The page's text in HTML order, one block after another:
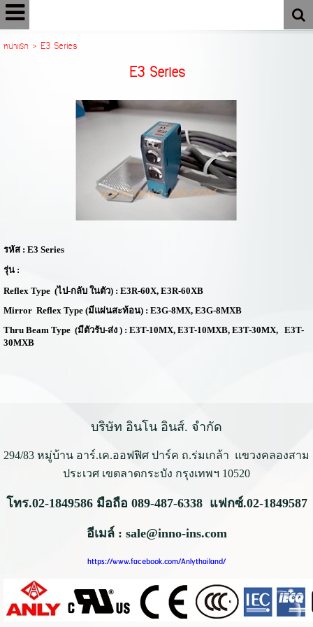
หน้าแรก> E3 Series
E3 Series
รหัส : E3 Series
รุ่น :
Reflex Type (ไป-กลับ ในตัว): E3R-60X, E3R-60XB
Mirror Reflex Type (มีแผ่นสะท้อน): E3G-8MX, E3G-8MXB
Thru Beam Type (มีตัวรับ-ส่ง ): E3T-10MX, E3T-10MXB, E3T-30MX, E3T-
30MXB
บริษัท อินโน อินส์. จำกัด
294/83 หมู่บ้าน อาร์.เค.ออฟฟิศ ปาร์ค ถ.ร่มเกล้า แขวงคลองสาม
ประเวศ เขตลาดกระบัง กรุงเทพฯ 10520
โทร.02-1849586 มือถือ 089-487-6338 แฟกซ์.02-1849587
อีเมล์ : sale@inno-ins.com
https://www.facebook.com/Anlythailand/